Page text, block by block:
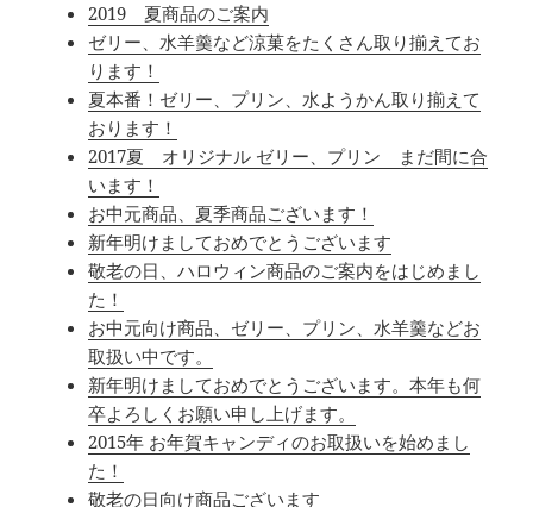
2019 夏商品のご案内
ゼリー、水羊羹など涼菓をたくさん取り揃えてお
ります！
夏本番！ゼリー、プリン、水ようかん取り揃えて
おります！
2017夏 オリジナル ゼリー、プリン まだ間に合
います！
お中元商品、夏季商品ございます！
新年明けましておめでとうございます
敬老の日、ハロウィン商品のご案内をはじめまし
た！
お中元向け商品、ゼリー、プリン、水羊羹などお
取扱い中です。
新年明けましておめでとうございます。本年も何
卒よろしくお願い申し上げます。
2015年 お年賀キャンディのお取扱いを始めまし
た！
敬老の日向け商品ございます